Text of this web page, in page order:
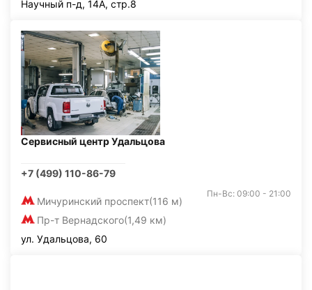
Научный п-д, 14А, стр.8
Сервисный центр Удальцова
+7 (499) 110-86-79
Мичуринский проспект(116 м)
Пр-т Вернадского(1,49 км)
Пн-Вс: 09:00 - 21:00
ул. Удальцова, 60